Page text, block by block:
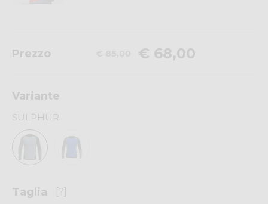
Prezzo € 68,00
Variante
SULPHUR
Taglia [?]